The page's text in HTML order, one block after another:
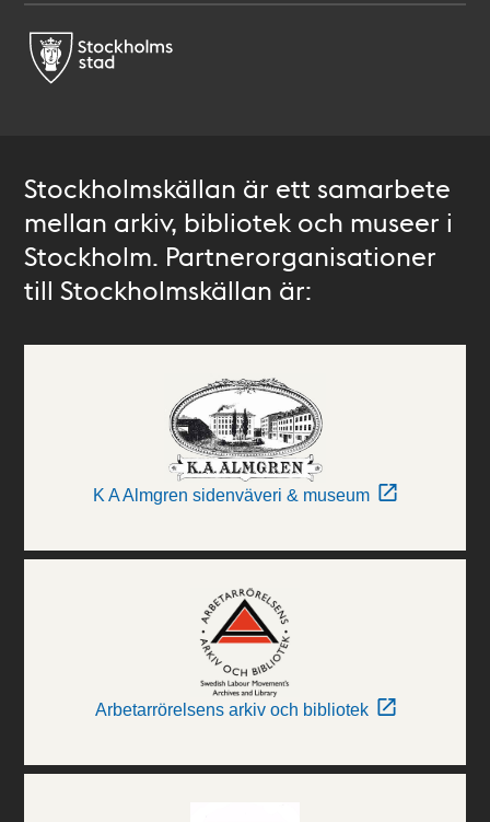
Stockholmskällan är ett samarbete
mellan arkiv, bibliotek och museer i
Stockholm. Partnerorganisationer
till Stockholmskällan är:
K A Almgren sidenväveri & museum
Arbetarrörelsens arkiv och bibliotek